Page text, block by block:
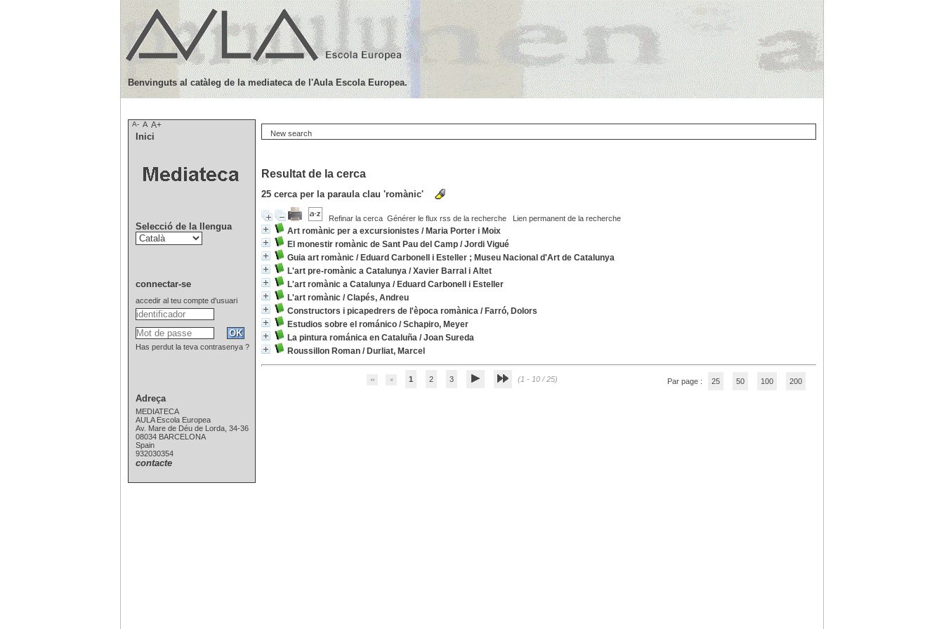
New search
Resultat de la cerca
25 cerca per la paraula clau 'romànic'
Refinar la cerca Générer le flux rss de la recherche Lien permanent de la recherche
Art romànic per a excursionistes / Maria Porter i Moix
El monestir romànic de Sant Pau del Camp /Jordi Vigué
Guia art romànic / Eduard Carbonell i Esteller ; Museu Nacional d'Art de Catalunya
L'art pre-romànic a Catalunya /Xavier Barral i Altet
L'art romànic a Catalunya / Eduard Carbonell i Esteller
L'art romànic /Clapés, Andreu
Constructors i picapedrers de l'època romànica / Farró, Dolors
Estudios sobre el románico /Schapiro, Meyer
La pintura románica en Cataluña /Joan Sureda
Roussillon Roman / Durliat, Marcel
1 2 3 (1 - 10 / 25) Par page : 25 50 100 200
Benvinguts al catàleg de la mediateca de l'Aula Escola Europea.
A- A A+
Inici
Selecció de la llengua
connectar-se
accedir al teu compte d'usuari
Has perdut la teva contrasenya ?
Adreça
MEDIATECA
AULA Escola Europea
Av. Mare de Déu de Lorda, 34-36
08034 BARCELONA
Spain
932030354
contacte